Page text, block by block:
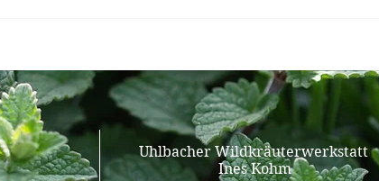
Uhlbacher Wildkräuterwerkstatt
Ines Kohm